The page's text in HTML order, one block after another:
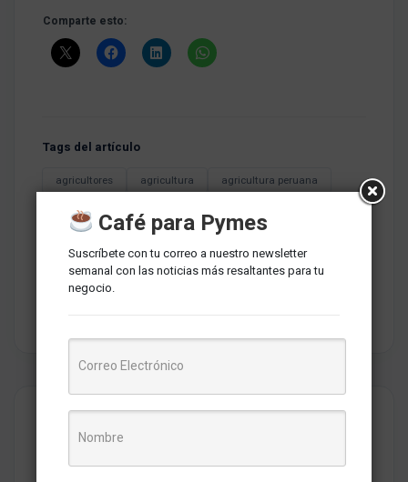
Comparte esto:
Tags del artículo
agricultores agricultura
agricultura peruana
agricultura regenerativa
Demofarms
Fenómeno El Niño
herramientas digitales
Huánuco
Nazca
PepsiCo
Café para Pymes
Suscríbete con tu correo a nuestro newsletter
semanal con las noticias más resaltantes para tu
negocio.